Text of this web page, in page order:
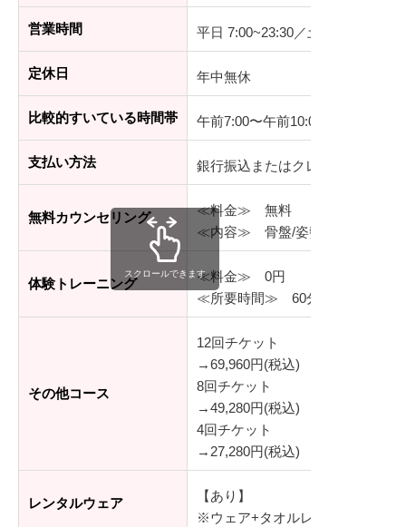
営業時間 平日 7:00~23:30／土日祝
定休日 年中無休
比較的すいている時間帯 午前7:00〜午前10:00
支払い方法 銀行振込またはクレジットカード
無料カウンセリング
≪料金≫ 無料
≪内容≫ 骨盤/姿勢チェック、見
体験トレーニング
≪料金≫ 0円
≪所要時間≫ 60分程度（カウン
その他コース
12回チケット
→69,960円(税込)
8回チケット
→49,280円(税込)
4回チケット
→27,280円(税込)
レンタルウェア
【あり】
※ウェア+タオルレンタル：1,000
スクロールできます